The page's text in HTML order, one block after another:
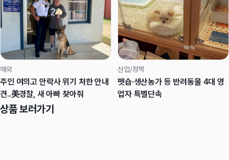
해외
주인 여의고 안락사 위기 처한 안내
견..美경찰, 새 아빠 찾아줘
산업/정책
펫숍·생산농가 등 반려동물 4대 영
업자 특별단속
상품 보러가기